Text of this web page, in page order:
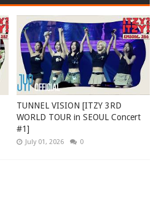
TUNNEL VISION [ITZY 3RD
WORLD TOUR in SEOUL Concert
#1]
July 01, 2026 0